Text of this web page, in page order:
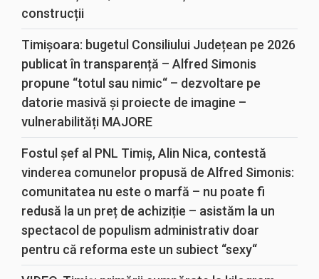
construcții
Timișoara: bugetul Consiliului Județean pe 2026
publicat în transparență – Alfred Simonis
propune “totul sau nimic“ – dezvoltare pe
datorie masivă și proiecte de imagine –
vulnerabilități MAJORE
Fostul șef al PNL Timiș, Alin Nica, contestă
vinderea comunelor propusă de Alfred Simonis:
comunitatea nu este o marfă – nu poate fi
redusă la un preț de achiziție – asistăm la un
spectacol de populism administrativ doar
pentru că reforma este un subiect “sexy“